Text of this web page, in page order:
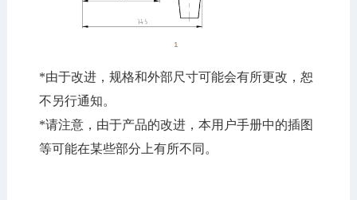
*由于改进，规格和外部尺寸可能会有所更改，恕
不另行通知。
*请注意，由于产品的改进，本用户手册中的插图
等可能在某些部分上有所不同。